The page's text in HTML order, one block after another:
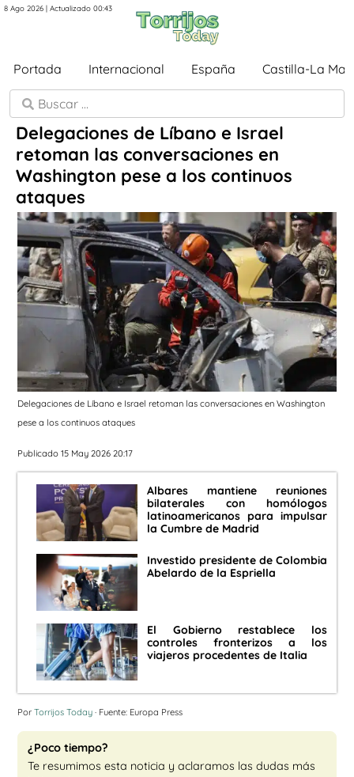
8 Ago 2026 | Actualizado 00:43
Portada Internacional España Castilla-La
Delegaciones de Líbano e Israel
retoman las conversaciones en
Washington pese a los continuos
ataques
Delegaciones de Líbano e Israel retoman las conversaciones en Washington
pese a los continuos ataques
Publicado 15 May 2026 20:17
Albares mantiene reuniones
bilaterales con homólogos
latinoamericanos para impulsar
la Cumbre de Madrid
Investido presidente de Colombia
Abelardo de la Espriella
El Gobierno restablece los
controles fronterizos a los
viajeros procedentes de Italia
Por Torrijos Today · Fuente: Europa Press
¿Poco tiempo?
Te resumimos esta noticia y aclaramos las dudas más